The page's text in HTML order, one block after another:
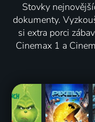
Stovky
dokumenty.
si extra porci
Cinemax 1 a